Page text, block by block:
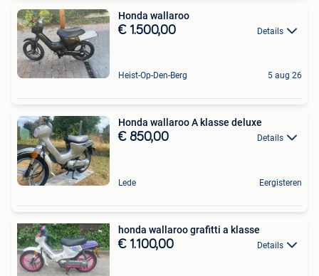
Honda wallaroo
€ 1.500,00 Details
Heist-Op-Den-Berg 5 aug 26
Honda wallaroo A klasse deluxe
€ 850,00 Details
Lede Eergisteren
honda wallaroo grafitti a klasse
€ 1.100,00 Details